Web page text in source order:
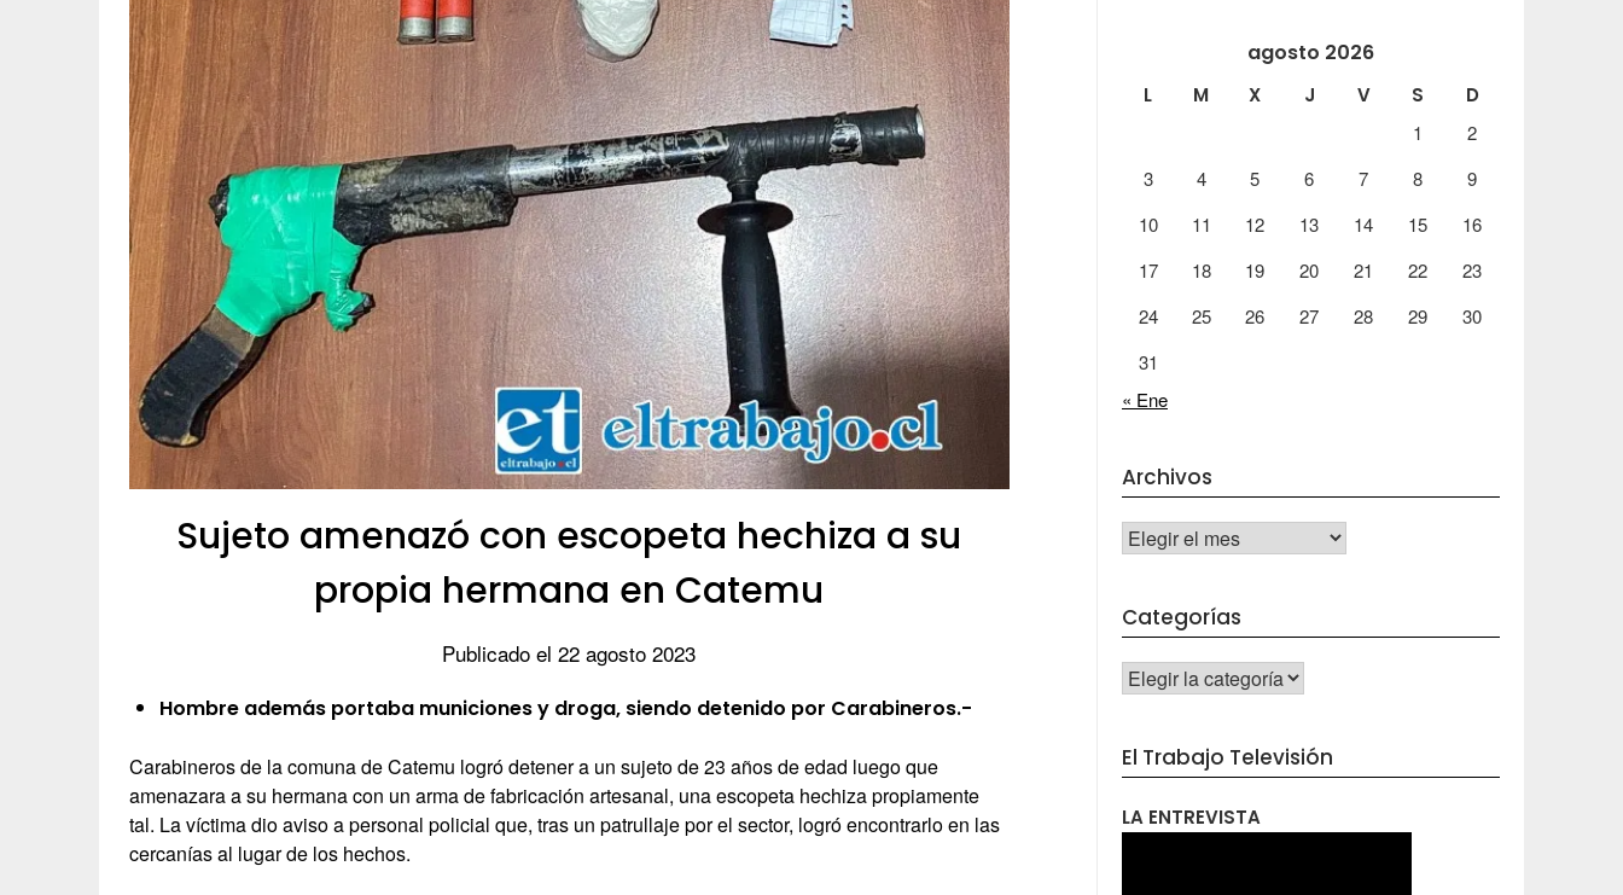
Sujeto amenazó con escopeta hechiza a su
propia hermana en Catemu
Publicado el 22 agosto 2023
Hombre además portaba municiones y droga, siendo detenido por Carabineros.-
Carabineros de la comuna de Catemu logró detener a un sujeto de 23 años de edad luego que
amenazara a su hermana con un arma de fabricación artesanal, una escopeta hechiza propiamente
tal. La víctima dio aviso a personal policial que, tras un patrullaje por el sector, logró encontrarlo en las
cercanías al lugar de los hechos.
agosto 2026
L M X J V S
D
1
2
3
4 5 6 7 8
9
10
11 12 13 14 15
16
17
18 19 20 21 22
23
24
25 26 27 28 29
30
31
« Ene
Archivos
Archivos
Categorías
CATEGORÍAS
El Trabajo Televisión
LA ENTREVISTA